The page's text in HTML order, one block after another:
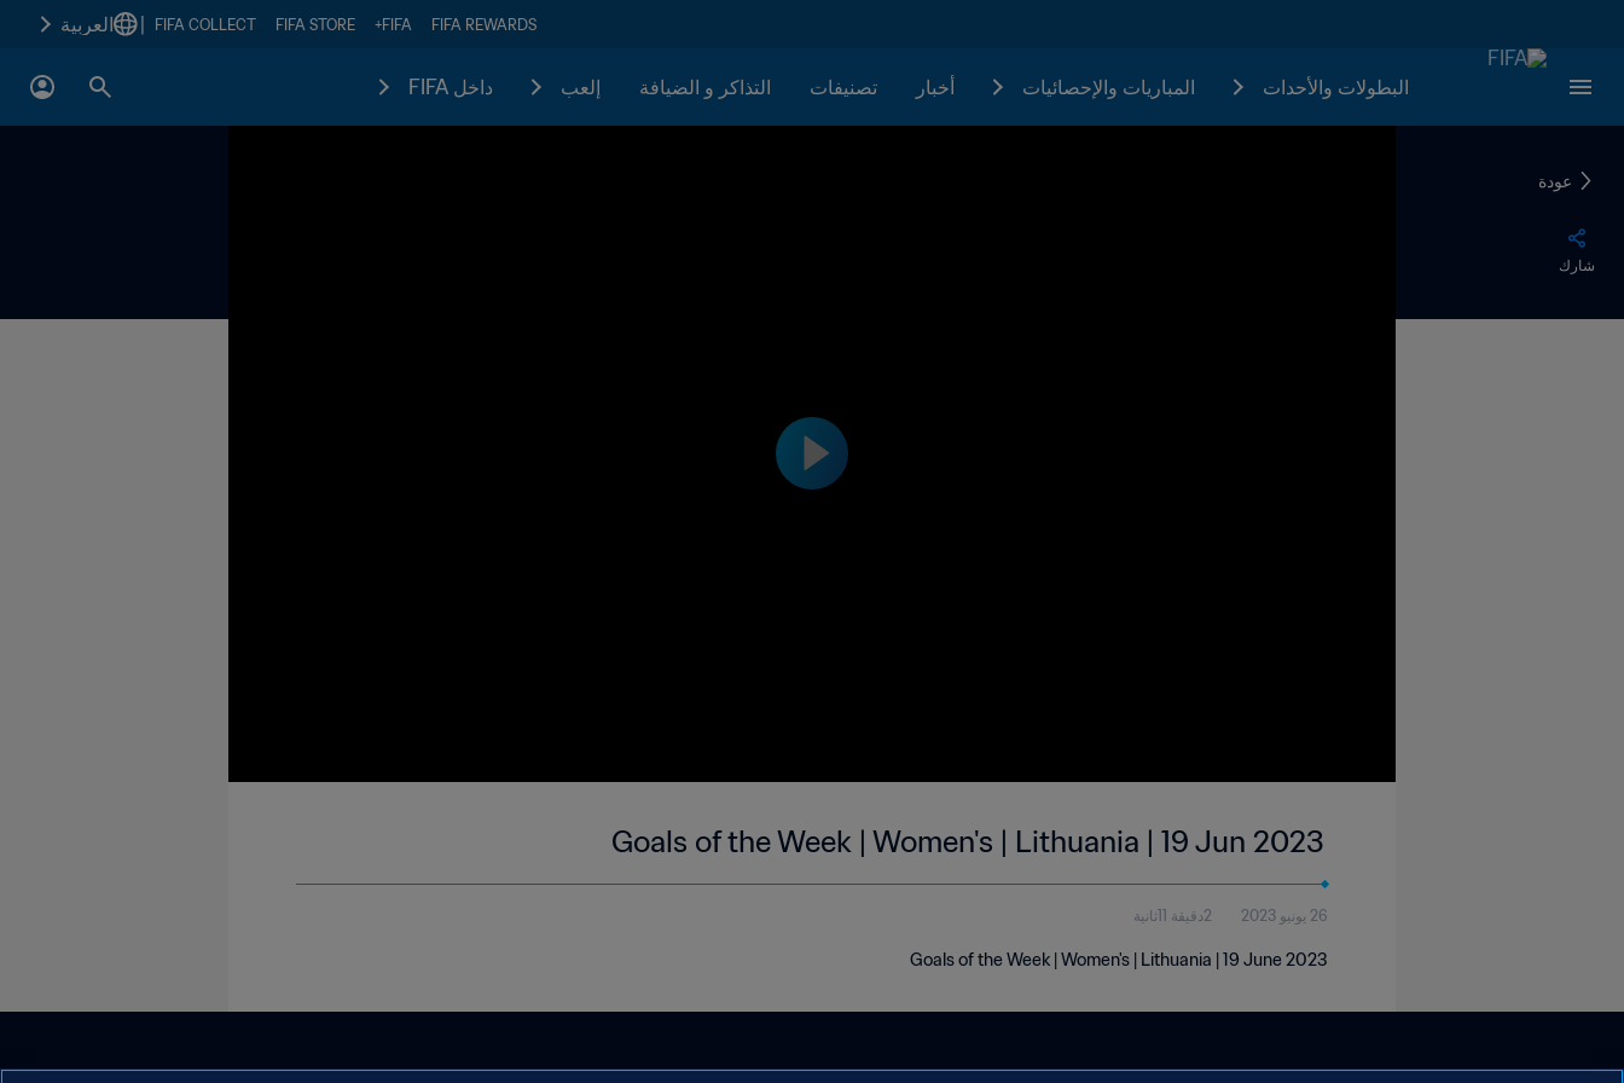
FIFA REWARDS
FIFA+
FIFA STORE
FIFA COLLECT العربية
البطولات والأحدات المباريات والإحصائيات أخبار تصنيفات التذاكر و الضيافة إلعب داخل FIFA
عودة
شارك
Goals of the Week | Women's | Lithuania | 19 Jun 2023
26 يونيو 2023 2دقيقة 11ثانية
Goals of the Week | Women's | Lithuania | 19 June 2023